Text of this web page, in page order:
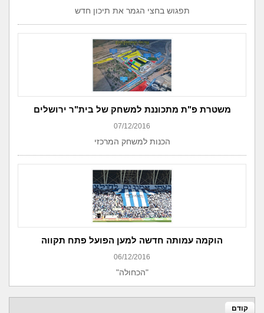
תפגוש בחצי הגמר את תיכון חדש
משטרת פ"ת מתכוננת למשחק של בית"ר ירושלים
07/12/2016
הכנות למשחק המרכזי
הוקמה עמותה חדשה למען הפועל פתח תקווה
06/12/2016
"הכחולה"
קודם